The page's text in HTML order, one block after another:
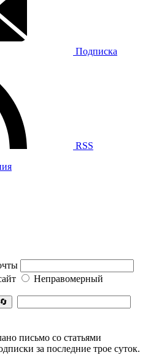
Подписка
RSS
Неправомерный
🔄
письмо со статьями
за последние трое суток.